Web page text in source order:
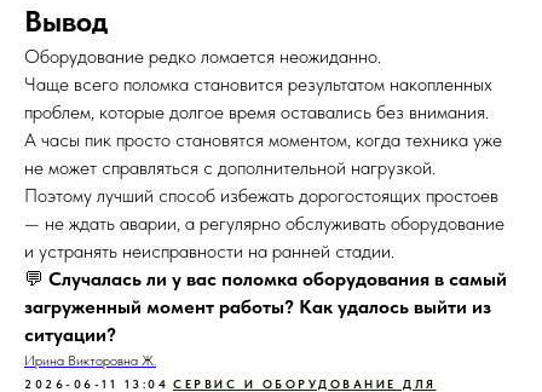
Вывод
Оборудование редко ломается неожиданно.
Чаще всего поломка становится результатом накопленных
проблем, которые долгое время оставались без внимания.
А часы пик просто становятся моментом, когда техника уже
не может справляться с дополнительной нагрузкой.
Поэтому лучший способ избежать дорогостоящих простоев
— не ждать аварии, а регулярно обслуживать оборудование
и устранять неисправности на ранней стадии.
💬 Случалась ли у вас поломка оборудования в самый
загруженный момент работы? Как удалось выйти из
ситуации?
Ирина Викторовна Ж.
2026-06-11 13:04 СЕРВИС И ОБОРУДОВАНИЕ ДЛЯ